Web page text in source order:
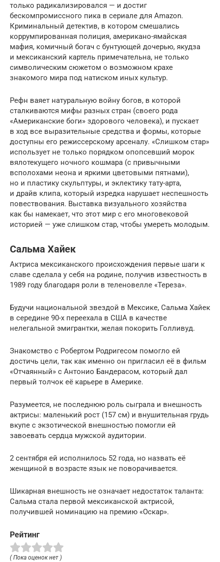
только радикализировался — и достиг
бескомпромиссного пика в сериале для Amazon.
Криминальный детектив, в котором смешались
коррумпированная полиция, американо-ямайская
мафия, комичный богач с бунтующей дочерью, якудза
и мексиканский картель примечательна, не только
символическим сюжетом о возможном крахе
знакомого мира под натиском иных культур.
Рефн ваяет натуральную войну богов, в которой
сталкиваются мифы разных стран (своего рода
«Американские боги» здорового человека), и пускает
в ход все выразительные средства и формы, которые
доступны его режиссерскому арсеналу. «Слишком стар»
использует не только порядком опопсевший морок
вялотекущего ночного кошмара (с привычными
всполохами неона и яркими цветовыми пятнами),
но и пластику скульптуры, и эклектику тату-арта,
и драйв клипа, который изредка нарушает неспешность
повествования. Выставка визуального хозяйства
как бы намекает, что этот мир с его многовековой
историей — уже слишком стар, чтобы умереть молодым.
Сальма Хайек
Актриса мексиканского происхождения первые шаги к
славе сделала у себя на родине, получив известность в
1989 году благодаря роли в теленовелле «Тереза».
Будучи национальной звездой в Мексике, Сальма Хайек
в середине 90-х переехала в США в качестве
нелегальной эмигрантки, желая покорить Голливуд.
Знакомство с Робертом Родригесом помогло ей
достичь цели, так как именно он пригласил её в фильм
«Отчаянный» с Антонио Бандерасом, который дал
первый толчок её карьере в Америке.
Разумеется, не последнюю роль сыграла и внешность
актрисы: маленький рост (157 см) и внушительная грудь
вкупе с экзотической внешностью помогли ей
завоевать сердца мужской аудитории.
2 сентября ей исполнилось 52 года, но назвать её
женщиной в возрасте язык не поворачивается.
Шикарная внешность не означает недостаток таланта:
Сальма стала первой мексиканской актрисой,
получившей номинацию на премию «Оскар».
Рейтинг
( Пока оценок нет )